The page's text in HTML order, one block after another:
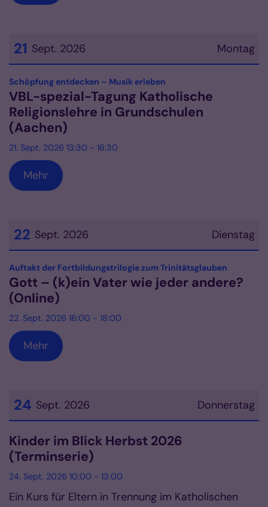
Montag
21 Sept. 2026
Datum: 21. September 2026
Schöpfung entdecken – Musik erleben
VBL-spezial-Tagung Katholische
Religionslehre in Grundschulen
(Aachen)
21. Sept. 2026 13:30 - 16:30
Mehr
Dienstag
22 Sept. 2026
Datum: 22. September 2026
Auftakt der Fortbildungstrilogie zum Trinitätsglauben
Gott – (k)ein Vater wie jeder andere?
(Online)
22. Sept. 2026 16:00 - 18:00
Mehr
Donnerstag
24 Sept. 2026
Datum: 24. September 2026
Kinder im Blick Herbst 2026
(Terminserie)
24. Sept. 2026 10:00 - 13:00
Ein Kurs für Eltern in Trennung im Katholischen